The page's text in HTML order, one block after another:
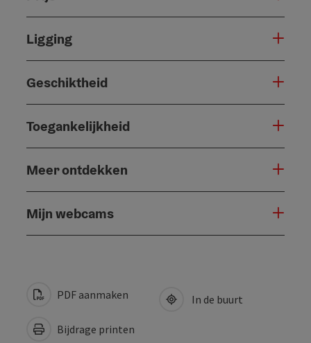
Ligging
Geschiktheid
Toegankelijkheid
Meer ontdekken
Mijn webcams
PDF aanmaken
Bijdrage printen
In de buurt